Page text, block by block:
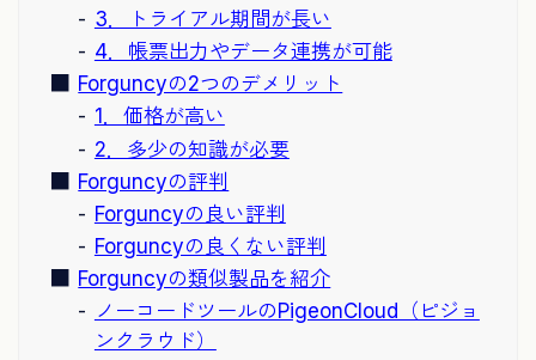
3．トライアル期間が長い
4．帳票出力やデータ連携が可能
Forguncyの2つのデメリット
1．価格が高い
2．多少の知識が必要
Forguncyの評判
Forguncyの良い評判
Forguncyの良くない評判
Forguncyの類似製品を紹介
ノーコードツールのPigeonCloud（ピジョ
ンクラウド）